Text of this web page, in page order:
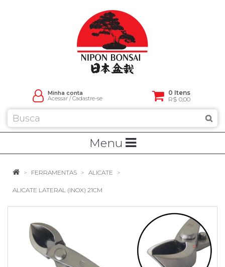
Minha conta
Acessar/Cadastre-se
0 Itens
R$ 0,00
Menu
FERRAMENTAS ALICATE
ALICATE LATERAL (INOX) 21CM